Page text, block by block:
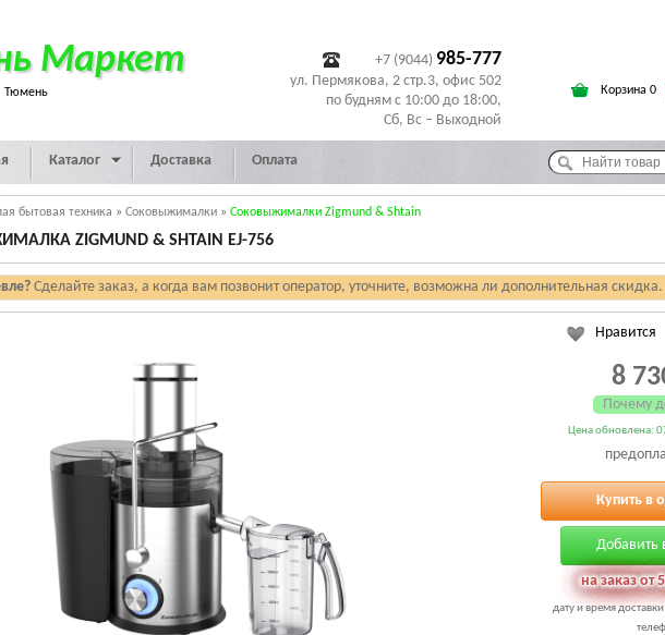
Маркет
Тюмень
+7 (9044) 985-777
ул. Пермякова, 2 стр.3, офис 502
по будням с 10:00 до 18:00,
Сб, Вс – Выходной
Корзина 0
Каталог Доставка Оплата
бытовая техника » Соковыжималки » Соковыжималки Zigmund & Shtain
ZIGMUND & SHTAIN EJ-756
Сделайте заказ, а когда вам позвонит оператор, уточните, возможна ли дополнительная скидка.
Нравится
8
Почему
Цена обновлена:
Купить в
Добавить
на заказ от
дату и время